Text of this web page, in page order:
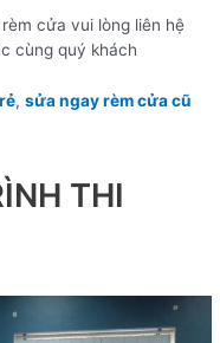
cửa vui lòng liên hệ
cùng quý khách
,sửa ngay rèm cửa cũ
THI